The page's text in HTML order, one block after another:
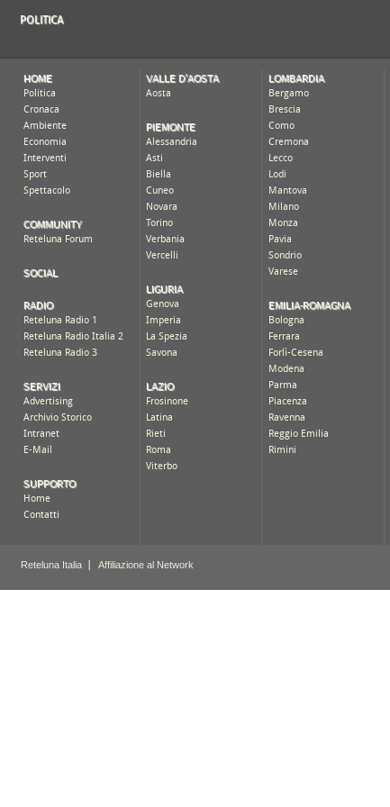
POLITICA
HOME
Politica
Cronaca
Ambiente
Economia
Interventi
Sport
Spettacolo
COMMUNITY
Reteluna Forum
SOCIAL
RADIO
Reteluna Radio 1
Reteluna Radio Italia 2
Reteluna Radio 3
SERVIZI
Advertising
Archivio Storico
Intranet
E-Mail
SUPPORTO
Home
Contatti
VALLE D'AOSTA
Aosta
PIEMONTE
Alessandria
Asti
Biella
Cuneo
Novara
Torino
Verbania
Vercelli
LIGURIA
Genova
Imperia
La Spezia
Savona
LAZIO
Frosinone
Latina
Rieti
Roma
Viterbo
LOMBARDIA
Bergamo
Brescia
Como
Cremona
Lecco
Lodi
Mantova
Milano
Monza
Pavia
Sondrio
Varese
EMILIA-ROMAGNA
Bologna
Ferrara
Forlì-Cesena
Modena
Parma
Piacenza
Ravenna
Reggio Emilia
Rimini
Reteluna Italia Affiliazione al Network